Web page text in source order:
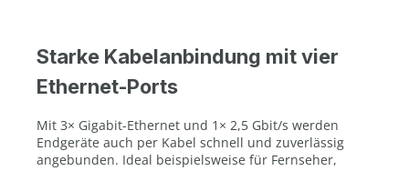
Starke Kabelanbindung mit vier
Ethernet-Ports
Mit 3× Gigabit-Ethernet und 1× 2,5 Gbit/s werden
Endgeräte auch per Kabel schnell und zuverlässig
angebunden. Ideal beispielsweise für Fernseher,